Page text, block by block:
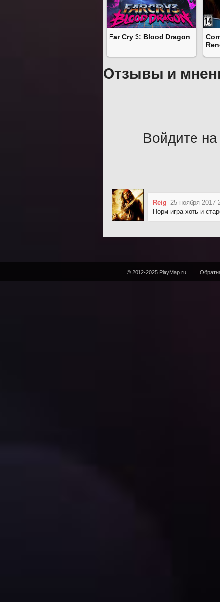
Far Cry 3: Blood Dragon
Отзывы и
Войдите на
Reig
25 ноября 2017
Норм игра хоть и
© 2012-2025 PlayMap.ru